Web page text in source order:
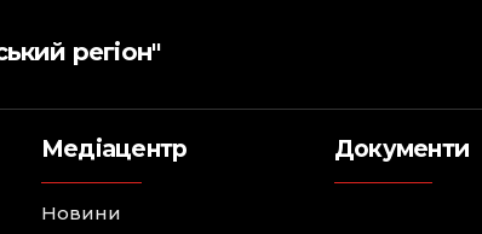
регіон"
Медіацентр
Новини
Документи